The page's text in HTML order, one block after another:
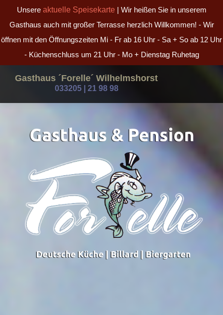
Unsere aktuelle Speisekarte| Wir heißen Sie in unserem
Gasthaus auch mit großer Terrasse herzlich Willkommen! - Wir
öffnen mit den Öffnungszeiten Mi - Fr ab 16 Uhr - Sa + So ab 12 Uhr
- Küchenschluss um 21 Uhr - Mo + Dienstag Ruhetag
Gasthaus ´Forelle´ Wilhelmshorst
033205 | 21 98 98